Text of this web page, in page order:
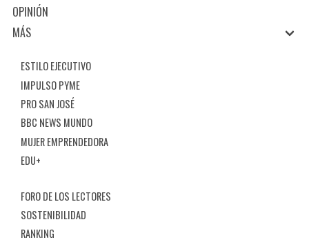
OPINIÓN
MÁS
ESTILO EJECUTIVO
IMPULSO PYME
PRO SAN JOSÉ
BBC NEWS MUNDO
MUJER EMPRENDEDORA
EDU+
FORO DE LOS LECTORES
SOSTENIBILIDAD
RANKING